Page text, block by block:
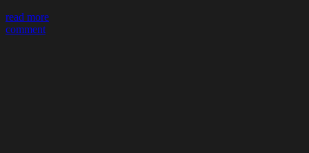
read more
comment